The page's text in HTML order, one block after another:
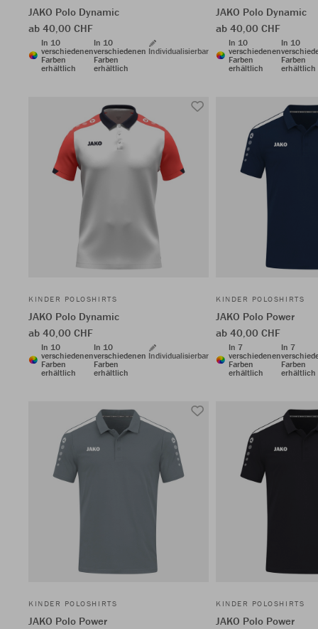
JAKO Polo Dynamic
ab 40,00 CHF
In 10
verschiedenen
Farben
erhältlich
In 10
verschiedenen
Farben
erhältlich
Individualisierbar
JAKO Polo Dynamic
ab 40,00 CHF
In 10
verschiedenen
Farben
erhältlich
In 10
Farben
erhältlich
KINDER POLOSHIRTS
JAKO Polo Dynamic
ab 40,00 CHF
In 10
verschiedenen
Farben
erhältlich
In 10
verschiedenen
Farben
erhältlich
Individualisierbar
KINDER POLOSHIRTS
JAKO Polo Power
ab 40,00 CHF
In 7
verschiedenen
Farben
erhältlich
In 7
Farben
erhältlich
KINDER POLOSHIRTS
JAKO Polo Power
KINDER POLOSHIRTS
JAKO Polo Power